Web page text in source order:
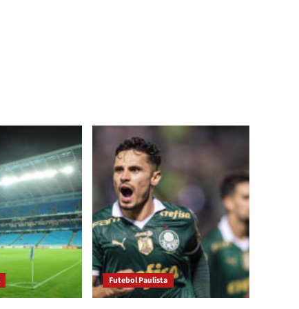
Futebol Paulista